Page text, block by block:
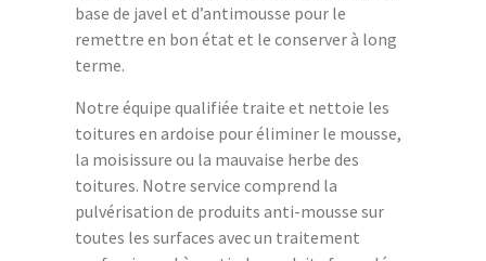
base de javel et d’antimousse pour le
remettre en bon état et le conserver à long
terme.
Notre équipe qualifiée traite et nettoie les
toitures en ardoise pour éliminer le mousse,
la moisissure ou la mauvaise herbe des
toitures. Notre service comprend la
pulvérisation de produits anti-mousse sur
toutes les surfaces avec un traitement